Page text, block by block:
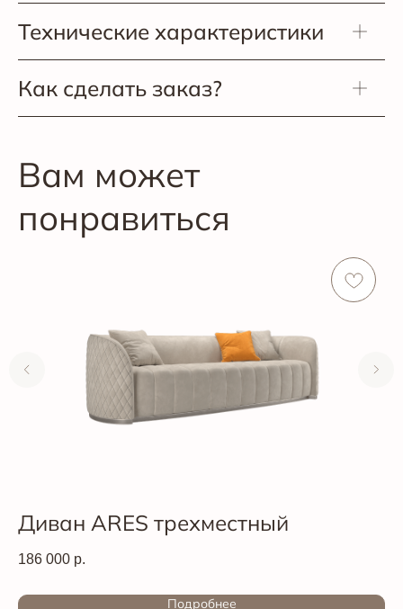
Технические характеристики
Как сделать заказ?
Вам может
понравиться
Диван ARES трехместный
186 000 р.
Подробнее